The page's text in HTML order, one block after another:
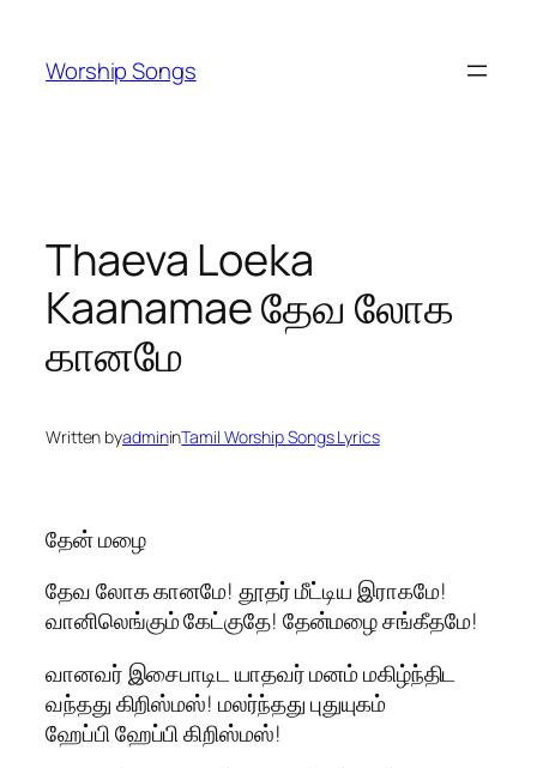
content
Worship Songs
Thaeva Loeka
Kaanamae தேவ லோக
கானமே
Written byadmininTamil Worship Songs Lyrics
தேன் மழை
தேவ லோக கானமே! தூதர் மீட்டிய இராகமே!
வானிலெங்கும் கேட்குதே! தேன்மழை சங்கீதமே!
வானவர் இசைபாடிட யாதவர் மனம் மகிழ்ந்திட
வந்தது கிறிஸ்மஸ்! மலர்ந்தது புதுயுகம்
ஹேப்பி ஹேப்பி கிறிஸ்மஸ்!